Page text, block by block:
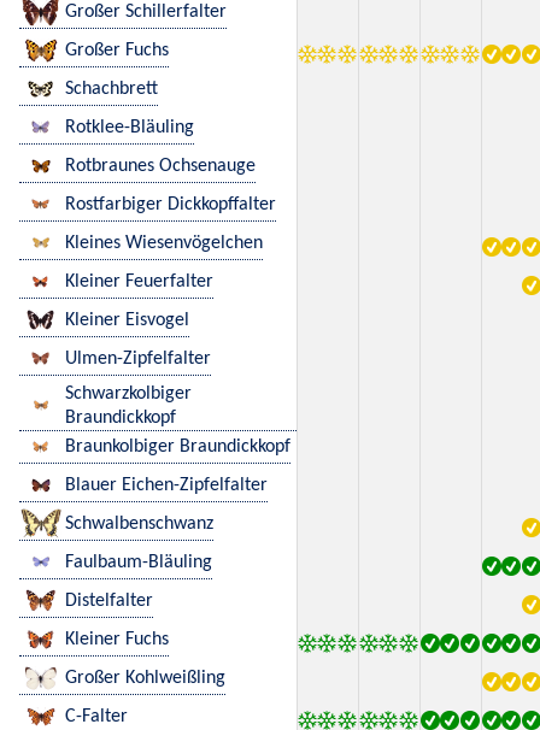
Großer Schillerfalter
Großer Fuchs
Schachbrett
Rotklee-Bläuling
Rotbraunes Ochsenauge
Rostfarbiger Dickkopffalter
Kleines Wiesenvögelchen
Kleiner Feuerfalter
Kleiner Eisvogel
Ulmen-Zipfelfalter
Schwarzkolbiger
Braundickkopf
Braunkolbiger Braundickkopf
Blauer Eichen-Zipfelfalter
Schwalbenschwanz
Faulbaum-Bläuling
Distelfalter
Kleiner Fuchs
Großer Kohlweißling
C-Falter